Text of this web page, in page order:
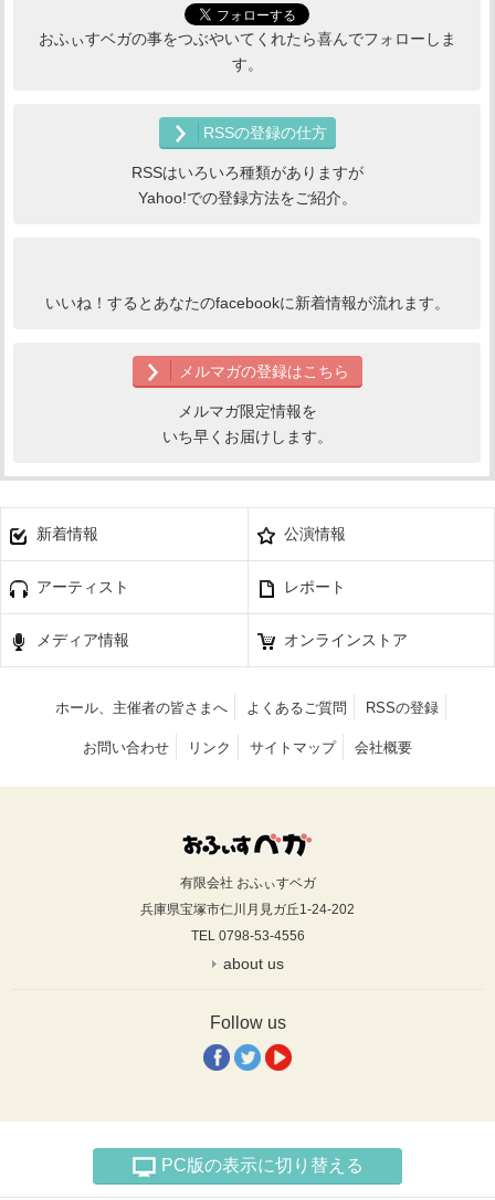
おふぃすベガの事をつぶやいてくれたら喜んでフォローしま
す。
RSSの登録の仕方
RSSはいろいろ種類がありますが
Yahoo!での登録方法をご紹介。
いいね！するとあなたのfacebookに新着情報が流れます。
メルマガの登録はこちら
メルマガ限定情報を
いち早くお届けします。
新着情報 公演情報
アーティスト レポート
メディア情報 オンラインストア
ホール、主催者の皆さまへ よくあるご質問 RSSの登録
お問い合わせ リンク サイトマップ 会社概要
有限会社 おふぃすベガ
兵庫県宝塚市仁川月見ガ丘1-24-202
TEL 0798-53-4556
about us
Follow us
PC版の表示に切り替える